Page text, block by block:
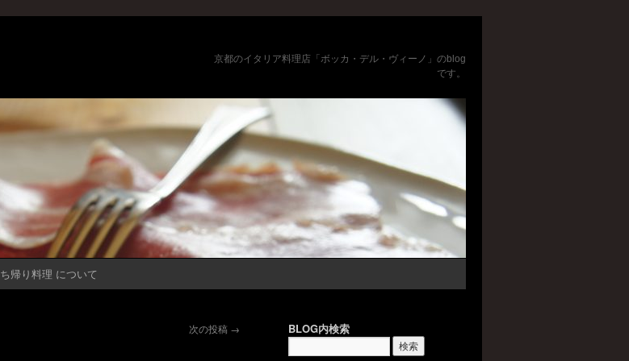
京都のイタリア料理店「ボッカ・デル・ヴィーノ」のblog
です。
帰り料理 について
次の投稿 → BLOG内検索